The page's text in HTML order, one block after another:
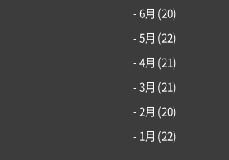
- 6月 (20)
- 5月 (22)
- 4月 (21)
- 3月 (21)
- 2月 (20)
- 1月 (22)